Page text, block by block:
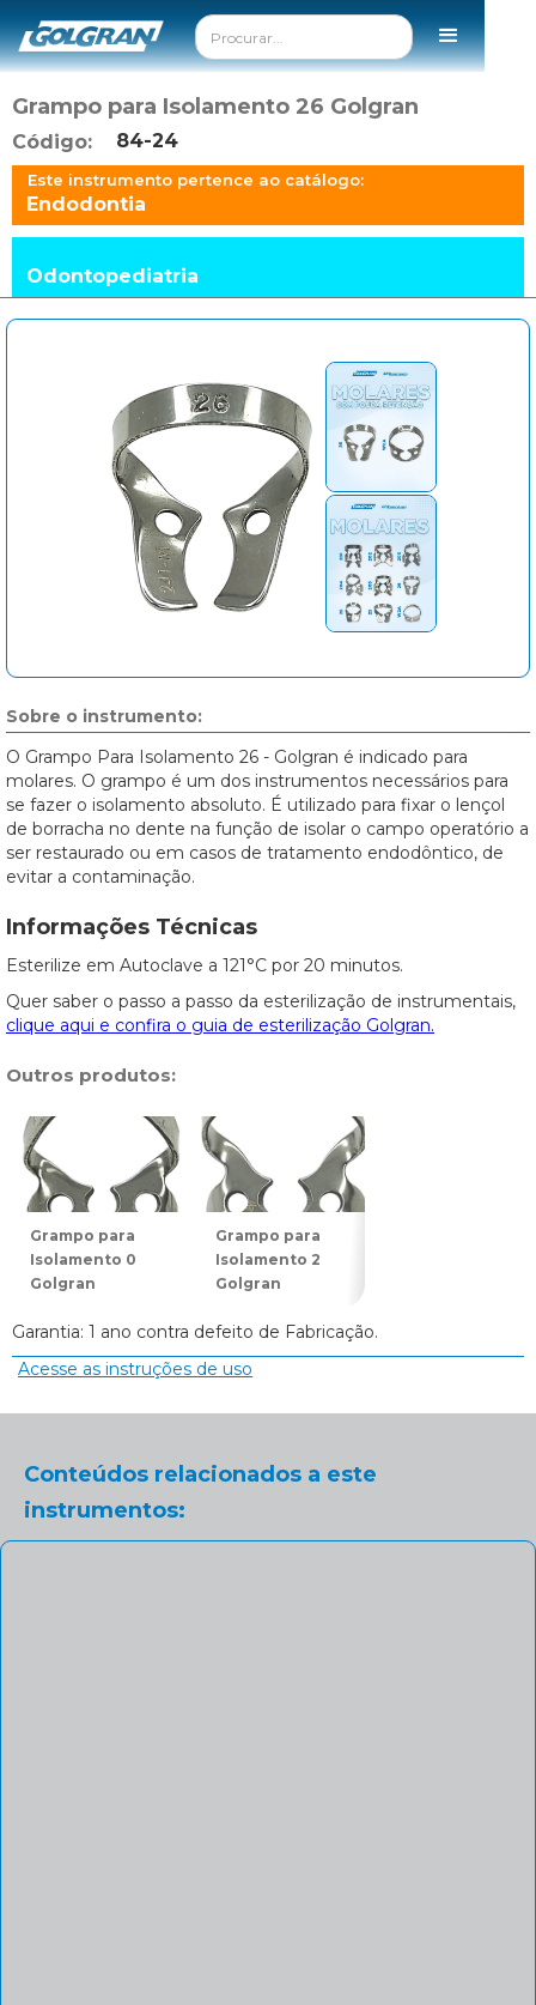
Grampo para Isolamento 26 Golgran
Código: 84-24
Este instrumento pertence ao catálogo:
Endodontia
Odontopediatria
Sobre o instrumento:
O Grampo Para Isolamento 26 - Golgran é indicado para
molares. O grampo é um dos instrumentos necessários para
se fazer o isolamento absoluto. É utilizado para fixar o lençol
de borracha no dente na função de isolar o campo operatório a
ser restaurado ou em casos de tratamento endodôntico, de
evitar a contaminação.
Informações Técnicas
Esterilize em Autoclave a 121°C por 20 minutos.
Quer saber o passo a passo da esterilização de instrumentais,
clique aqui e confira o guia de esterilização Golgran.
Outros produtos:
Grampo para
Isolamento 0
Golgran
Grampo para
Isolamento 2
Golgran
Garantia: 1 ano contra defeito de Fabricação.
Acesse as instruções de uso
Conteúdos relacionados a este
instrumentos: